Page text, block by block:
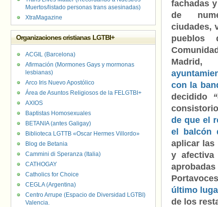
fachadas
de
ciudades,
pueblos
con la
decidido
de que el
el balcón
aplicar las
y
último
de los
Muertos/listado personas trans asesinadas)
XtraMagazine
Organizaciones cristianas LGTBI+
ACGIL (Barcelona)
Afirmación (Mormones Gays y mormonas
lesbianas)
Arco Iris Nuevo Apostólico
Área de Asuntos Religiosos de la FELGTBI+
AXIOS
Baptistas Homosexuales
BETANIA (antes Galigay)
Biblioteca LGTTB «Oscar Hermes Villordo»
Blog de Betania
Cammini di Speranza (Italia)
CATHOGAY
Catholics for Choice
CEGLA (Argentina)
Centro Arrupe (Espacio de Diversidad LGTBI)
Valencia.